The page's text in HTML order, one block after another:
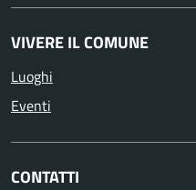
VIVERE IL COMUNE
Luoghi
Eventi
CONTATTI